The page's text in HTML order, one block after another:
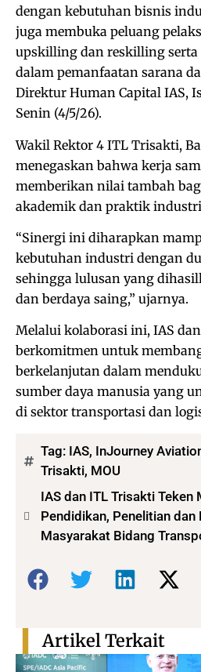
dengan kebutuhan bisnis
juga membuka peluang
upskilling dan reskilling serta
dalam pemanfaatan sarana
Direktur Human Capital IAS,
Senin (4/5/26).
Wakil Rektor 4 ITL Trisakti,
menegaskan bahwa kerja
memberikan nilai tambah
akademik dan praktik
“Sinergi ini diharapkan
kebutuhan industri dengan
sehingga lulusan yang
dan berdaya saing,” ujarnya.
Melalui kolaborasi ini, IAS
berkomitmen untuk
berkelanjutan dalam
sumber daya manusia yang
di sektor transportasi dan
Tag: IAS, InJourney
Trisakti, MOU
IAS dan ITL Trisakti Teken
Pendidikan, Penelitian
Masyarakat Bidang
Bagikan:
Artikel Terkait